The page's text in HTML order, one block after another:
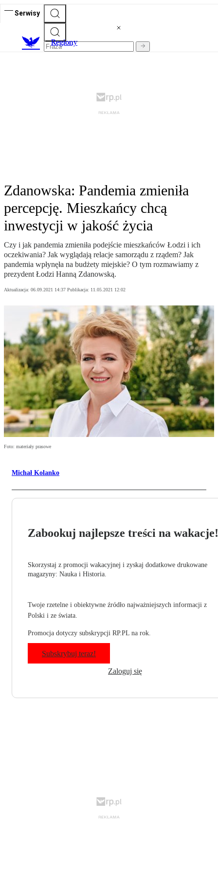
Serwisy
Regiony
Zdanowska: Pandemia zmieniła
percepcję. Mieszkańcy chcą
inwestycji w jakość życia
Czy i jak pandemia zmieniła podejście mieszkańców Łodzi i ich
oczekiwania? Jak wyglądają relacje samorządu z rządem? Jak
pandemia wpłynęła na budżety miejskie? O tym rozmawiamy z
prezydent Łodzi Hanną Zdanowską.
Aktualizacja: 06.09.2021 14:37 Publikacja: 11.05.2021 12:02
Foto: materiały prasowe
Michał Kolanko
Zabookuj najlepsze treści na wakacje!
Skorzystaj z promocji wakacyjnej i zyskaj dodatkowe drukowane
magazyny: Nauka i Historia.
Twoje rzetelne i obiektywne źródło najważniejszych informacji z
Polski i ze świata.
Promocja dotyczy subskrypcji RP.PL na rok.
Subskrybuj teraz!
Zaloguj się